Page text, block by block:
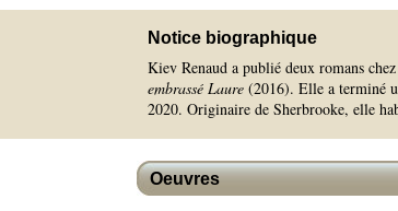
Notice biographique
Kiev Renaud a publié deux romans
embrassé Laure (2016). Elle a terminé
2020. Originaire de Sherbrooke, elle
Oeuvres